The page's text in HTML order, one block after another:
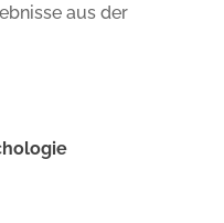
aus der